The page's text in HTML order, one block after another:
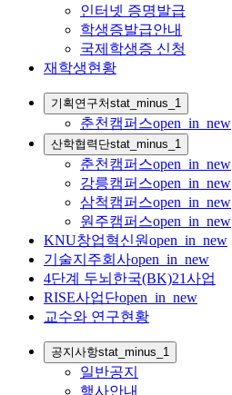
인터넷 증명발급
학생증발급안내
국제학생증 신청
재학생현황
기획연구처stat_minus_1
춘천캠퍼스open_in_new
산학협력단stat_minus_1
춘천캠퍼스open_in_new
강릉캠퍼스open_in_new
삼척캠퍼스open_in_new
원주캠퍼스open_in_new
KNU창업혁신원open_in_new
기술지주회사open_in_new
4단계 두뇌한국(BK)21사업
RISE사업단open_in_new
교수와 연구현황
공지사항stat_minus_1
일반공지
행사안내